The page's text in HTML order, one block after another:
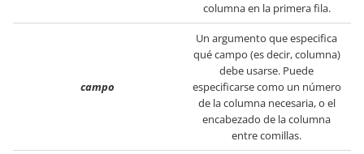
columna en la primera fila.
campo
Un argumento que especifica
qué campo (es decir, columna)
debe usarse. Puede
especificarse como un número
de la columna necesaria, o el
encabezado de la columna
entre comillas.